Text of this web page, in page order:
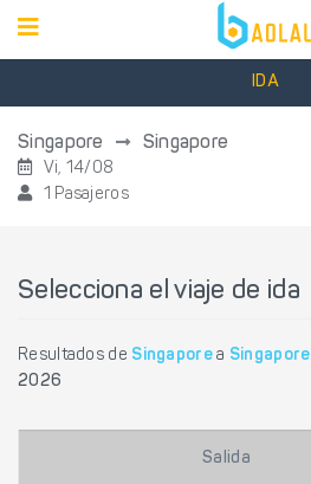
IDA
Singapore Singapore
Vi, 14/08
1 Pasajeros
Selecciona el viaje de ida
Resultados de Singaporea Singapore
2026
Salida